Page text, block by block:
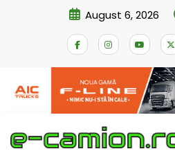
August 6, 2026